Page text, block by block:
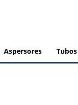
aspersores tubos